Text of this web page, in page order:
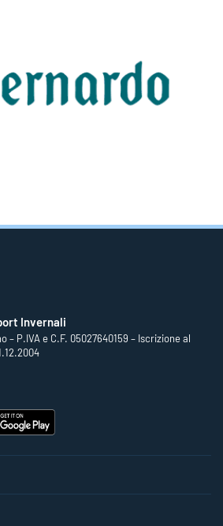
Invernali
– P.IVA e C.F. 05027640159 – Iscrizione al